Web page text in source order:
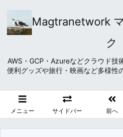
Magtranetwork
ク
AWS・GCP・Azureなどクラウド技
便利グッズや旅行・映画など多様性
メニュー サイドバー 前へ